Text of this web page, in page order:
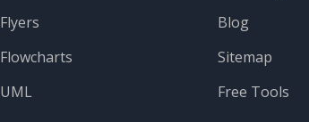
Flyers
Flowcharts
UML
Blog
Sitemap
Free Tools